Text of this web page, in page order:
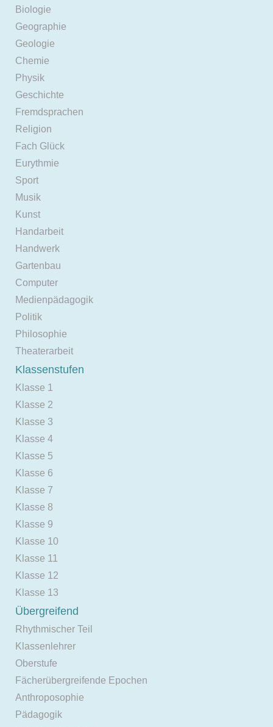
Biologie
Geographie
Geologie
Chemie
Physik
Geschichte
Fremdsprachen
Religion
Fach Glück
Eurythmie
Sport
Musik
Kunst
Handarbeit
Handwerk
Gartenbau
Computer
Medienpädagogik
Politik
Philosophie
Theaterarbeit
Klassenstufen
Klasse 1
Klasse 2
Klasse 3
Klasse 4
Klasse 5
Klasse 6
Klasse 7
Klasse 8
Klasse 9
Klasse 10
Klasse 11
Klasse 12
Klasse 13
Übergreifend
Rhythmischer Teil
Klassenlehrer
Oberstufe
Fächerübergreifende Epochen
Anthroposophie
Pädagogik